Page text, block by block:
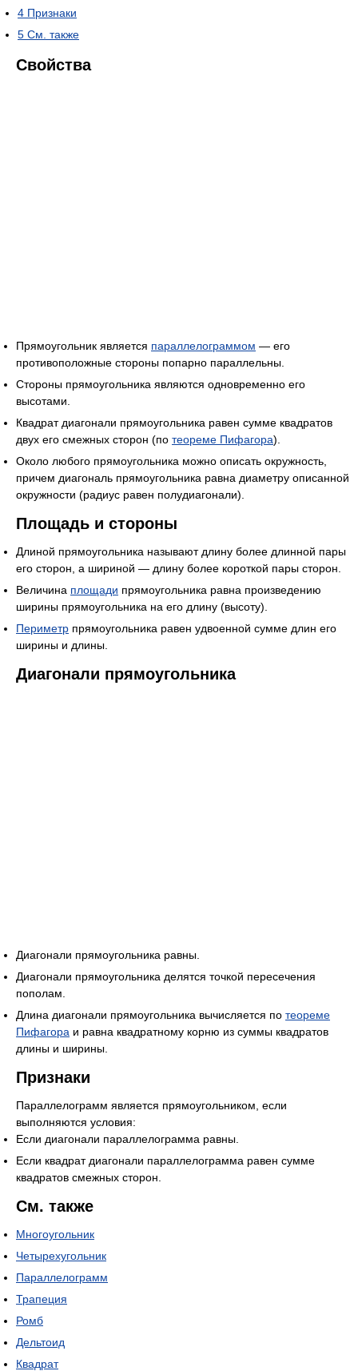
4 Признаки
5 См. также
Свойства
Прямоугольник является параллелограммом — его
противоположные стороны попарно параллельны.
Стороны прямоугольника являются одновременно его
высотами.
Квадрат диагонали прямоугольника равен сумме квадратов
двух его смежных сторон (по теореме Пифагора).
Около любого прямоугольника можно описать окружность,
причем диагональ прямоугольника равна диаметру описанной
окружности (радиус равен полудиагонали).
Площадь и стороны
Длиной прямоугольника называют длину более длинной пары
его сторон, а шириной — длину более короткой пары сторон.
Величина площади прямоугольника равна произведению
ширины прямоугольника на его длину (высоту).
Периметр прямоугольника равен удвоенной сумме длин его
ширины и длины.
Диагонали прямоугольника
Диагонали прямоугольника равны.
Диагонали прямоугольника делятся точкой пересечения
пополам.
Длина диагонали прямоугольника вычисляется по теореме
Пифагора и равна квадратному корню из суммы квадратов
длины и ширины.
Признаки
Параллелограмм является прямоугольником, если
выполняются условия:
Если диагонали параллелограмма равны.
Если квадрат диагонали параллелограмма равен сумме
квадратов смежных сторон.
См. также
Многоугольник
Четырехугольник
Параллелограмм
Трапеция
Ромб
Дельтоид
Квадрат